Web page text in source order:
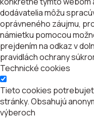
dodávatelia môžu
oprávneného záujmu,
námietku pomocou
prejdením na odkaz v
pravidlách ochrany
Technické cookies
Tieto cookies
stránky. Obsahujú
výberoch